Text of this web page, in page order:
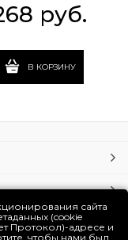
руб.
В КОРЗИНУ
сайта
(cookie
Протокол)-адресе и
чтобы нами был